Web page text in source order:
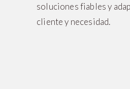
soluciones fiables y
cliente y necesidad.